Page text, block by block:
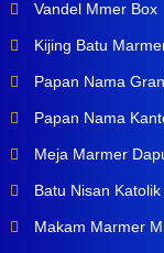
Vandel Mmer Box
Kijing Batu
Papan Nama
Papan Nama
Meja Marmer
Batu Nisan Katolik
Makam Marmer